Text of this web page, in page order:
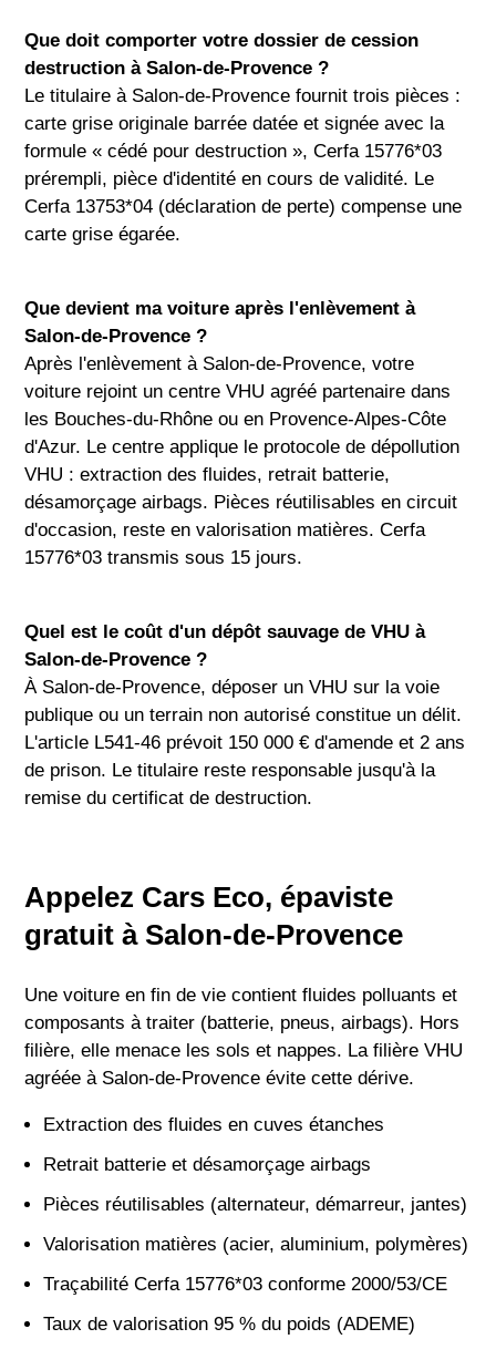
Que doit comporter votre dossier de cession
destruction à Salon-de-Provence ?
Le titulaire à Salon-de-Provence fournit trois pièces :
carte grise originale barrée datée et signée avec la
formule « cédé pour destruction », Cerfa 15776*03
prérempli, pièce d'identité en cours de validité. Le
Cerfa 13753*04 (déclaration de perte) compense une
carte grise égarée.
Que devient ma voiture après l'enlèvement à
Salon-de-Provence ?
Après l'enlèvement à Salon-de-Provence, votre
voiture rejoint un centre VHU agréé partenaire dans
les Bouches-du-Rhône ou en Provence-Alpes-Côte
d'Azur. Le centre applique le protocole de dépollution
VHU : extraction des fluides, retrait batterie,
désamorçage airbags. Pièces réutilisables en circuit
d'occasion, reste en valorisation matières. Cerfa
15776*03 transmis sous 15 jours.
Quel est le coût d'un dépôt sauvage de VHU à
Salon-de-Provence ?
À Salon-de-Provence, déposer un VHU sur la voie
publique ou un terrain non autorisé constitue un délit.
L'article L541-46 prévoit 150 000 € d'amende et 2 ans
de prison. Le titulaire reste responsable jusqu'à la
remise du certificat de destruction.
Appelez Cars Eco, épaviste
gratuit à Salon-de-Provence
Une voiture en fin de vie contient fluides polluants et
composants à traiter (batterie, pneus, airbags). Hors
filière, elle menace les sols et nappes. La filière VHU
agréée à Salon-de-Provence évite cette dérive.
Extraction des fluides en cuves étanches
Retrait batterie et désamorçage airbags
Pièces réutilisables (alternateur, démarreur, jantes)
Valorisation matières (acier, aluminium, polymères)
Traçabilité Cerfa 15776*03 conforme 2000/53/CE
Taux de valorisation 95 % du poids (ADEME)